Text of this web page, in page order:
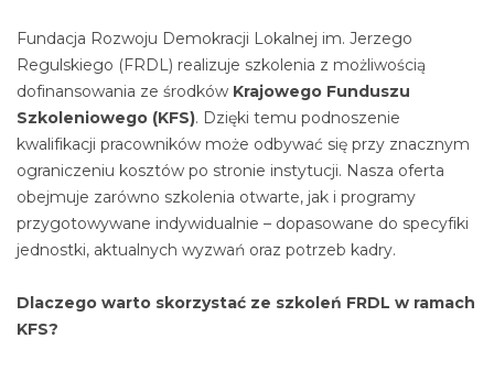
Fundacja Rozwoju Demokracji Lokalnej im. Jerzego
Regulskiego (FRDL) realizuje szkolenia z możliwością
dofinansowania ze środków Krajowego Funduszu
Szkoleniowego (KFS). Dzięki temu podnoszenie
kwalifikacji pracowników może odbywać się przy znacznym
ograniczeniu kosztów po stronie instytucji. Nasza oferta
obejmuje zarówno szkolenia otwarte, jak i programy
przygotowywane indywidualnie – dopasowane do specyfiki
jednostki, aktualnych wyzwań oraz potrzeb kadry.
Dlaczego warto skorzystać ze szkoleń FRDL w ramach
KFS?